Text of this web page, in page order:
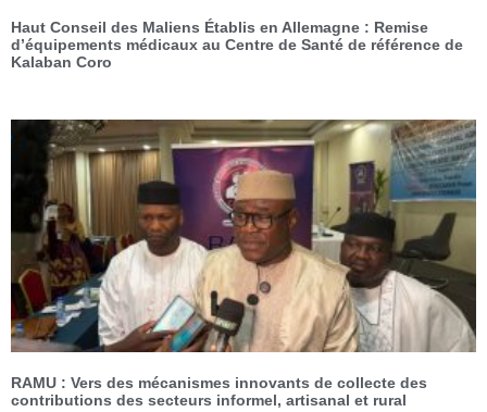
Haut Conseil des Maliens Établis en Allemagne : Remise
d’équipements médicaux au Centre de Santé de référence de
Kalaban Coro
RAMU : Vers des mécanismes innovants de collecte des
contributions des secteurs informel, artisanal et rural